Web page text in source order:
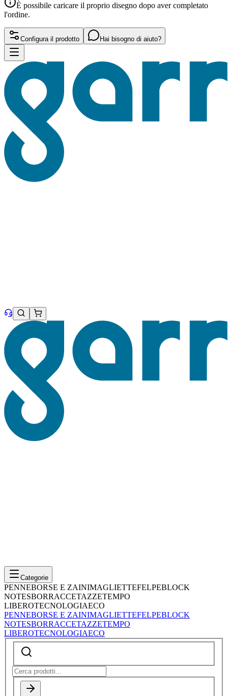
È possibile caricare il proprio disegno dopo aver completato
l'ordine.
Configura il prodotto Hai bisogno di aiuto?
Categorie
PENNEBORSE E ZAINIMAGLIETTEFELPEBLOCK
NOTESBORRACCETAZZETEMPO
LIBEROTECNOLOGIAECO
PENNEBORSE E ZAINIMAGLIETTEFELPEBLOCK
NOTESBORRACCETAZZETEMPO
LIBEROTECNOLOGIAECO